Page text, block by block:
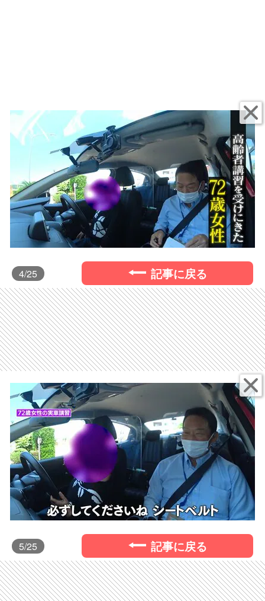
4/25 記事に戻る
5/25 記事に戻る